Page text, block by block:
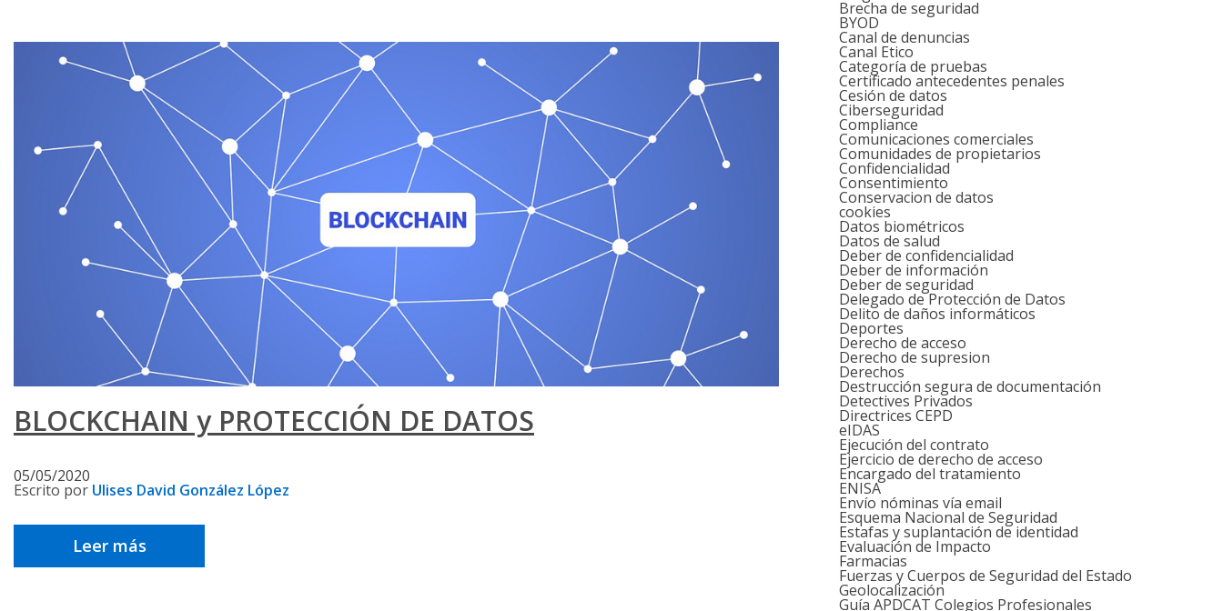
BLOCKCHAIN y PROTECCIÓN DE DATOS
05/05/2020
Escrito por Ulises David González López
Leer más
Brecha de seguridad
BYOD
Canal de denuncias
Canal Etico
Categoría de pruebas
Certificado antecedentes penales
Cesión de datos
Ciberseguridad
Compliance
Comunicaciones comerciales
Comunidades de propietarios
Confidencialidad
Consentimiento
Conservacion de datos
cookies
Datos biométricos
Datos de salud
Deber de confidencialidad
Deber de información
Deber de seguridad
Delegado de Protección de Datos
Delito de daños informáticos
Deportes
Derecho de acceso
Derecho de supresion
Derechos
Destrucción segura de documentación
Detectives Privados
Directrices CEPD
eIDAS
Ejecución del contrato
Ejercicio de derecho de acceso
Encargado del tratamiento
ENISA
Envío nóminas vía email
Esquema Nacional de Seguridad
Estafas y suplantación de identidad
Evaluación de Impacto
Farmacias
Fuerzas y Cuerpos de Seguridad del Estado
Geolocalización
Guía APDCAT Colegios Profesionales